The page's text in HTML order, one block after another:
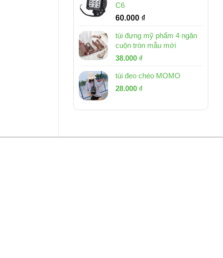
C6
60.000 ₫
túi đựng mỹ phẩm 4 ngăn
cuộn tròn mẫu mới
Giá
là:
53.000 ₫.
38.000 ₫
tại
túi đeo chéo MOMO
Giá
là:
28.000 ₫
tại